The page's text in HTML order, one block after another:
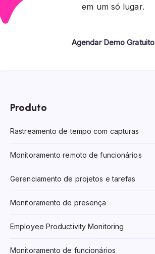
em um só lugar.
Agendar Demo Gratuito
Produto
Rastreamento de tempo com capturas
Monitoramento remoto de funcionários
Gerenciamento de projetos e tarefas
Monitoramento de presença
Employee Productivity Monitoring
Monitoramento de funcionários